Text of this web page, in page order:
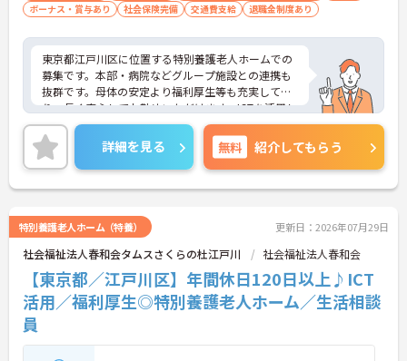
ボーナス・賞与あり
社会保険完備 交通費支給 退職金制度あり
東京都江戸川区に位置する特別養護老人ホームでの
募集です。本部・病院などグループ施設との連携も
抜群です。母体の安定より福利厚生等も充実してお
り、長く安心してお勤めいただけます。ICTを活用し
た職員の負担軽減や、最先端の調理システムを導入
しており、働きやすい環境が整っています。
ご興味のある方には、面接対策ポイントなど、さら
に詳細をお話しいたしますので、お気軽にご相談く
ださい。
詳細を見る 無料 紹介してもらう
特別養護老人ホーム（特養） 更新日：2026年07月29日
社会福祉法人春和会タムスさくらの杜江戸川 社会福祉法人春和会
【東京都／江戸川区】年間休日120日以上♪ICT
活用／福利厚生◎特別養護老人ホーム／生活相談
員